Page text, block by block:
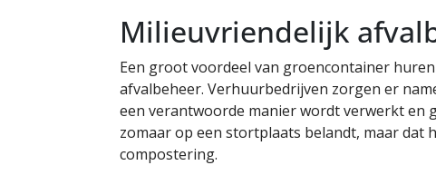
Milieuvriendelijk
Een groot voordeel van groencontainer
afvalbeheer. Verhuurbedrijven zorgen er
een verantwoorde manier wordt verwerkt en
zomaar op een stortplaats belandt, maar
compostering.